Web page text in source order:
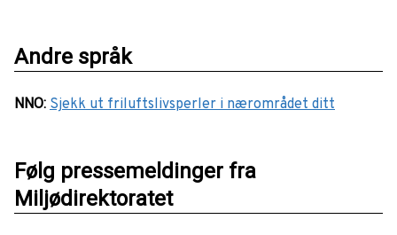
Andre språk
NNO: Sjekk ut friluftslivsperler i nærområdet ditt
Følg pressemeldinger fra
Miljødirektoratet